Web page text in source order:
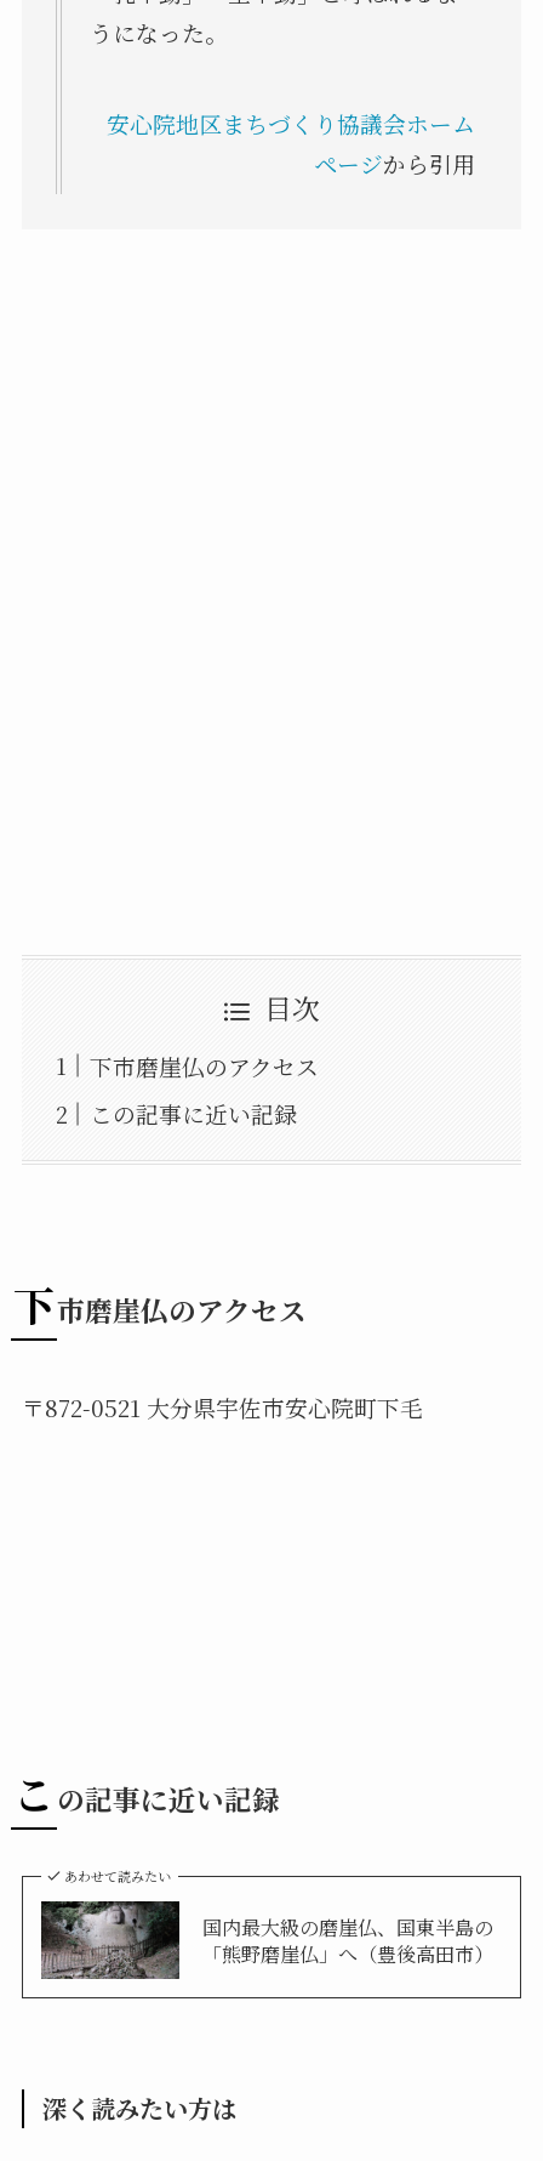
うになった。
安心院地区まちづくり協議会ホーム
ページから引用
目次
下市磨崖仏のアクセス
この記事に近い記録
下市磨崖仏のアクセス
〒872-0521 大分県宇佐市安心院町下毛
こ の記事に近い記録
あわせて読みたい
国内最大級の磨崖仏、国東半島の
「熊野磨崖仏」へ（豊後高田市）
深く読みたい方は